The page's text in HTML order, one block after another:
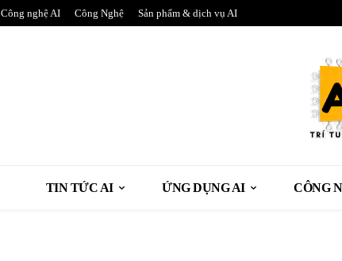
Công nghệ AI Công Nghệ Sản phẩm & dịch vụ AI
TIN TỨC AI ỨNG DỤNG AI CÔNG